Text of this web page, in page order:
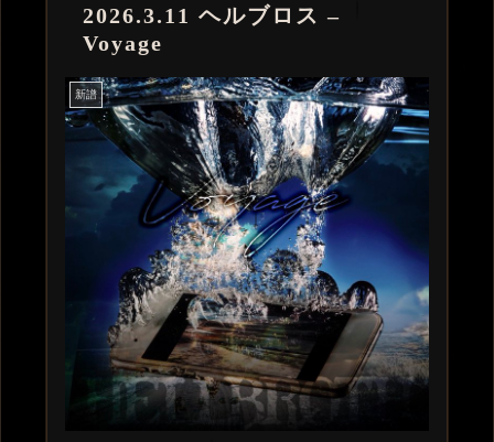
2026.3.11 ヘルブロス –
Voyage
新譜